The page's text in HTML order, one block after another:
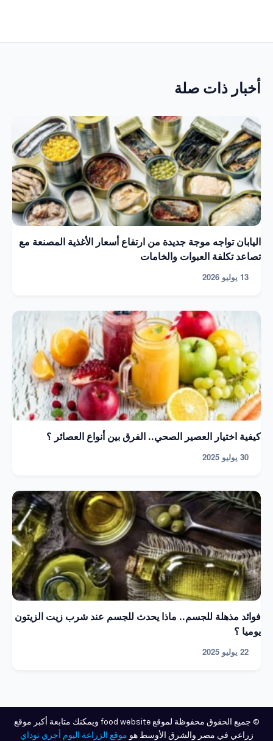
أخبار ذات صلة
اليابان تواجه موجة جديدة من ارتفاع أسعار الأغذية المصنعة مع
تصاعد تكلفة العبوات والخامات
13 يوليو 2026
كيفية اختيار العصير الصحي.. الفرق بين أنواع العصائر ؟
30 يوليو 2025
فوائد مذهلة للجسم.. ماذا يحدث للجسم عند شرب زيت الزيتون
يوميا ؟
22 يوليو 2025
© جميع الحقوق محفوظة لموقع food website ويمكنك متابعة أكبر موقع
زراعي في مصر والشرق الأوسط هو موقع الزراعة اليوم أجري توداي